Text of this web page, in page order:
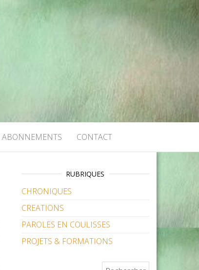
ABONNEMENTS CONTACT
RUBRIQUES
CHRONIQUES
CREATIONS
PAROLES EN COULISSES
PROJETS & FORMATIONS